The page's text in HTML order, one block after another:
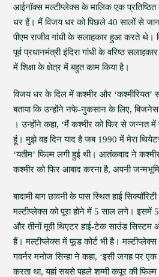
आईनॉक्स मल्टीप्लेक्स के मालिक एक प्रतिष्ठित
धर हैं। मैं विजय धर को पिछले 40 सालों से
पीएम राजीव गांधी के सलाहकार हुआ करते थे।
पूर्व प्रधानमंत्री इंदिरा गांधी के वरिष्ठ
में शिक्षा के क्षेत्र में बहुत काम किया है।
विजय धर के दिल में कश्मीर और
बताया कि उन्होंने नफे-नुकसान के लिए, बिजनेस
। उन्होंने कहा, ‘मैं कश्मीर को फिर से जन्नत में
हूं। मुझे वह दिन याद है जब 1990 में मेरा
‘यतीम’ फिल्म लगी हुई थी। आतंकवाद ने
कश्मीर को फिर आबाद करना है, अपनी
बादामी बाग छावनी के पास स्थित हाई
मल्टीप्लेक्स को पूरा होने में 5 साल लगे। इसमें
और तीनों मूवी थिएटर हाई-टेक साउंड
हैं। मल्टीप्लेक्स में फूड कोर्ट भी है।
गवर्नर मनोज सिन्हा ने कहा, ‘इसी जगह पर
करता था, यहां सबसे पहले शम्मी कपूर की फिल्म